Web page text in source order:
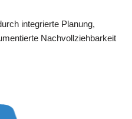
integrierte Planung,
Nachvollziehbarkeit